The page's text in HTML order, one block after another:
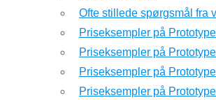
Ofte stillede spørgsmål fra
Priseksempler på
Priseksempler på
Priseksempler på
Priseksempler på